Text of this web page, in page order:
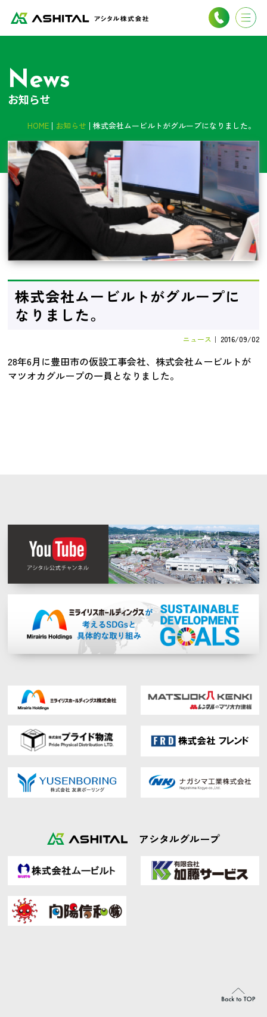
News
お知らせ
HOME お知らせ 株式会社ムービルトがグループになりました。
株式会社ムービルトがグループに
なりました。
ニュース ｜ 2016/09/02
28年6月に豊田市の仮設工事会社、株式会社ムービルトが
マツオカグループの一員となりました。
アシタルグループ